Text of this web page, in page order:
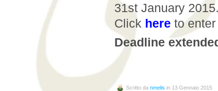
31st January
Click here to
Deadline
Scritto da nmelis in 13 Gennaio 2015